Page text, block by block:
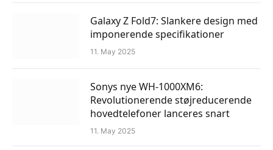
Galaxy Z Fold7: Slankere design med
imponerende specifikationer
11. May 2025
Sonys nye WH-1000XM6:
Revolutionerende støjreducerende
hovedtelefoner lanceres snart
11. May 2025